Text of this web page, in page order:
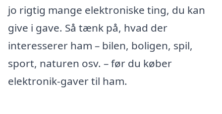
jo rigtig mange elektroniske ting, du kan
give i gave. Så tænk på, hvad der
interesserer ham – bilen, boligen, spil,
sport, naturen osv. – før du køber
elektronik-gaver til ham.